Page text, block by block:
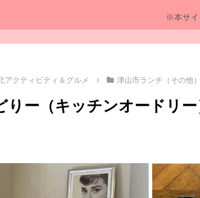
※本サイ
アクティビティ＆グルメ 津山市ランチ（その他）
りー（キッチンオードリ